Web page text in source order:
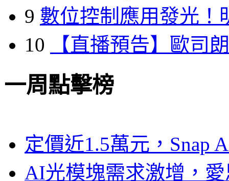
9 數位控制應用發光！
10
【直播預告】歐司
一周點擊榜
定價近1.5萬元，Snap
AI光模塊需求激增，